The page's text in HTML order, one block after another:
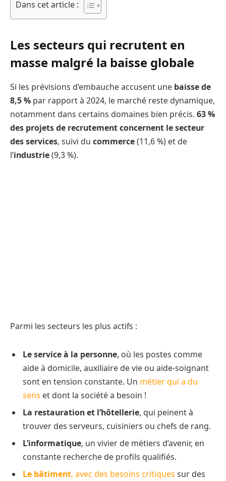
Dans cet article :
Les secteurs qui recrutent en
masse malgré la baisse globale
Si les prévisions d’embauche accusent une baisse de
8,5 % par rapport à 2024, le marché reste dynamique,
notamment dans certains domaines bien précis. 63 %
des projets de recrutement concernent le secteur
des services, suivi du commerce(11,6 %) et de
l’industrie(9,3 %).
Parmi les secteurs les plus actifs :
Le service à la personne, où les postes comme
aide à domicile, auxiliaire de vie ou aide-soignant
sont en tension constante. Un métier qui a du
sens et dont la société a besoin !
La restauration et l’hôtellerie, qui peinent à
trouver des serveurs, cuisiniers ou chefs de rang.
L’informatique, un vivier de métiers d’avenir, en
constante recherche de profils qualifiés.
Le bâtiment, avec des besoins critiques sur des